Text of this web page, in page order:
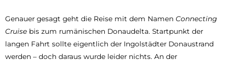
Genauer gesagt geht die Reise mit dem Namen Connecting
Cruise bis zum rumänischen Donaudelta. Startpunkt der
langen Fahrt sollte eigentlich der Ingolstädter Donaustrand
werden – doch daraus wurde leider nichts. An der